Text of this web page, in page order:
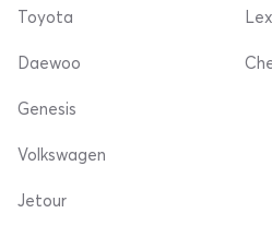
Toyota
Daewoo
Genesis
Volkswagen
Jetour